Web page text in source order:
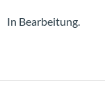
In Bearbeitung.